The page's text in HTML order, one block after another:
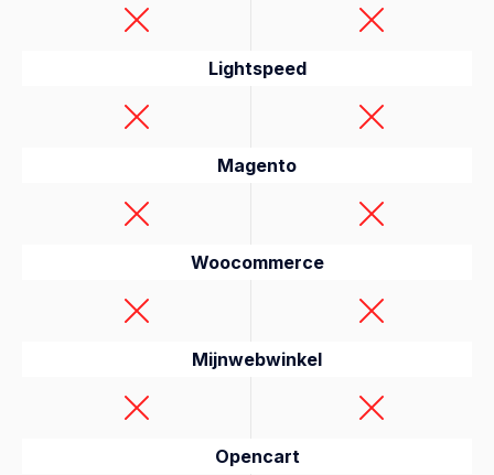
Lightspeed
Magento
Woocommerce
Mijnwebwinkel
Opencart